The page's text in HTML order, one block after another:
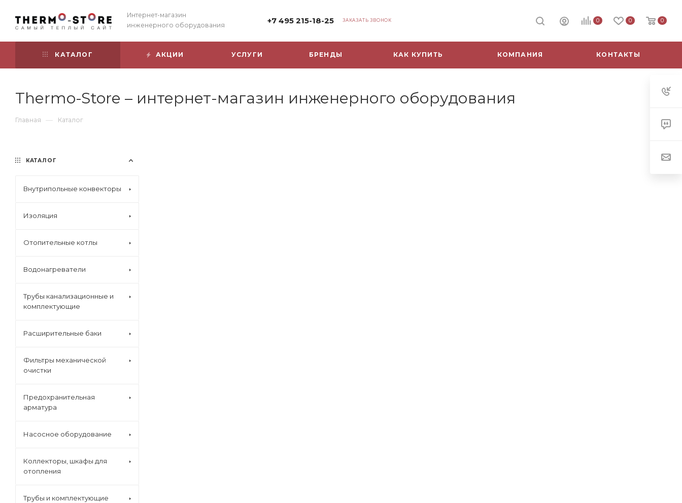
Интернет-магазин
инженерного оборудования
+7 495 215-18-25 ЗАКАЗАТЬ ЗВОНОК 0 0 0
КАТАЛОГ АКЦИИ УСЛУГИ БРЕНДЫ КАК КУПИТЬ КОМПАНИЯ КОНТАКТЫ
Thermo-Store – интернет-магазин инженерного оборудования
Главная — Каталог
КАТАЛОГ
Внутрипольные конвекторы
Изоляция
Отопительные котлы
Водонагреватели
Трубы канализационные и
комплектующие
Расширительные баки
Фильтры механической
очистки
Предохранительная
арматура
Насосное оборудование
Коллекторы, шкафы для
отопления
Трубы и комплектующие